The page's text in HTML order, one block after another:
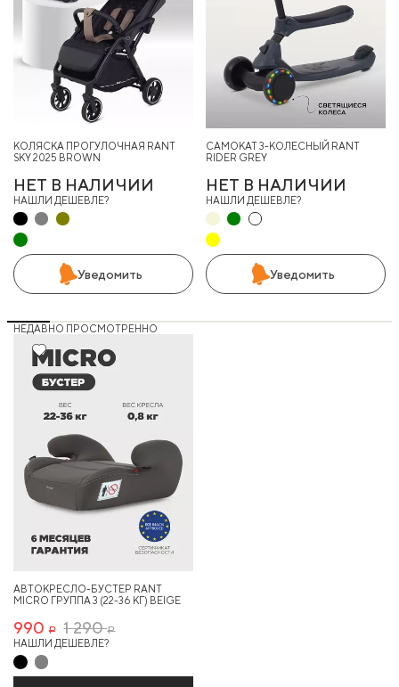
КОЛЯСКА ПРОГУЛОЧНАЯ RANT
SKY 2025 BROWN
НЕТ В НАЛИЧИИ
НАШЛИ ДЕШЕВЛЕ?
Уведомить
САМОКАТ 3-КОЛЕСНЫЙ RANT
RIDER GREY
НЕТ В НАЛИЧИИ
НАШЛИ ДЕШЕВЛЕ?
Уведомить
НЕДАВНО ПРОСМОТРЕННО
23% Хит
АВТОКРЕСЛО-БУСТЕР RANT
MICRO ГРУППА 3 (22-36 КГ) BEIGE
990 Р 1 290Р
НАШЛИ ДЕШЕВЛЕ?